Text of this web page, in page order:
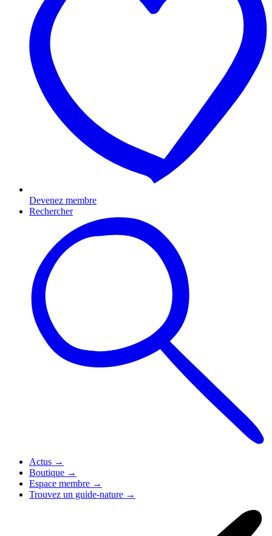
Devenez membre
Rechercher
Actus →
Boutique →
Espace membre →
Trouvez un guide-nature →